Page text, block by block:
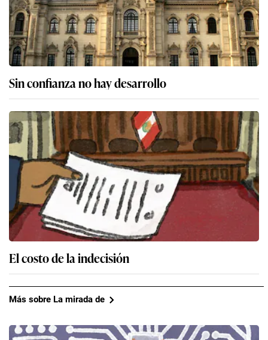
Sin confianza no hay desarrollo
El costo de la indecisión
Más sobre La mirada de